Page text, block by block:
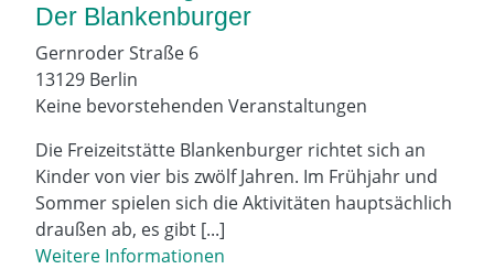
Der Blankenburger
Gernroder Straße 6
13129 Berlin
Keine bevorstehenden Veranstaltungen
Die Freizeitstätte Blankenburger richtet sich an
Kinder von vier bis zwölf Jahren. Im Frühjahr und
Sommer spielen sich die Aktivitäten hauptsächlich
draußen ab, es gibt [...]
Weitere Informationen